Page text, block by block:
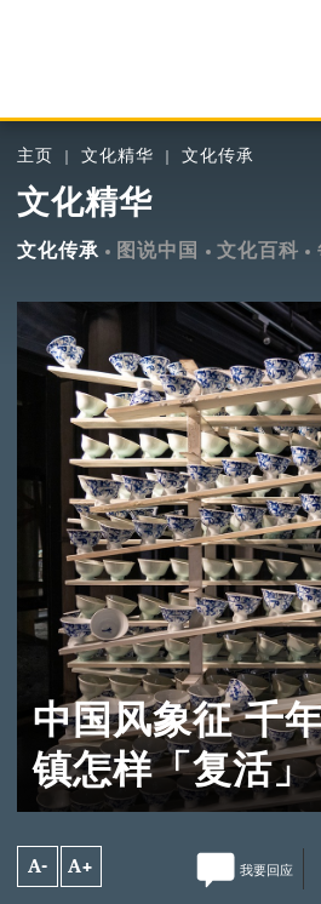
主页 文化精华 文化传承
文化精华
文化传承 图说中国 文化百科
中国风象征 千
镇怎样「复活
A- A+ 我要回应